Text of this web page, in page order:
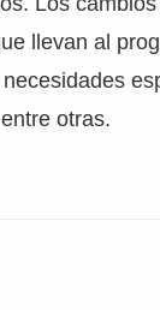
llevan al
otras.